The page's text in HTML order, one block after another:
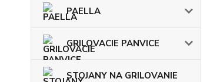
PAELLA
GRILOVACIE PANVICE
STOJANY NA GRILOVANIE